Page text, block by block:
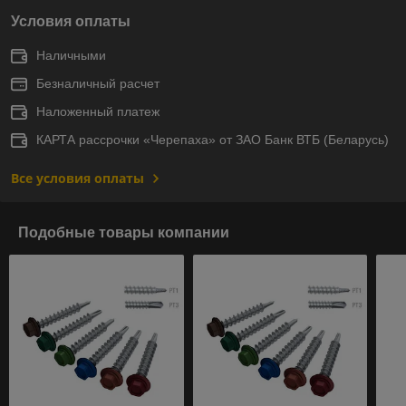
Условия оплаты
Наличными
Безналичный расчет
Наложенный платеж
КАРТА рассрочки «Черепаха» от ЗАО Банк ВТБ (Беларусь)
Все условия оплаты
Подобные товары компании